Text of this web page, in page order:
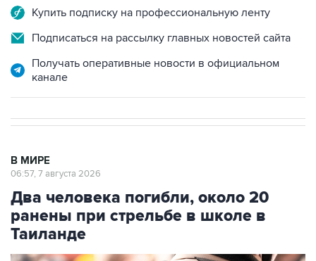
Купить подписку на профессиональную ленту
Подписаться на рассылку главных новостей сайта
Получать оперативные новости в официальном
канале
В МИРЕ
06:57, 7 августа 2026
Два человека погибли, около 20
ранены при стрельбе в школе в
Таиланде